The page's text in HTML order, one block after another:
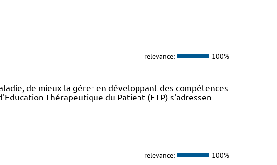
relevance: 100%
de mieux la gérer en développant des compétences
Thérapeutique du Patient (ETP) s'adressen
relevance: 100%